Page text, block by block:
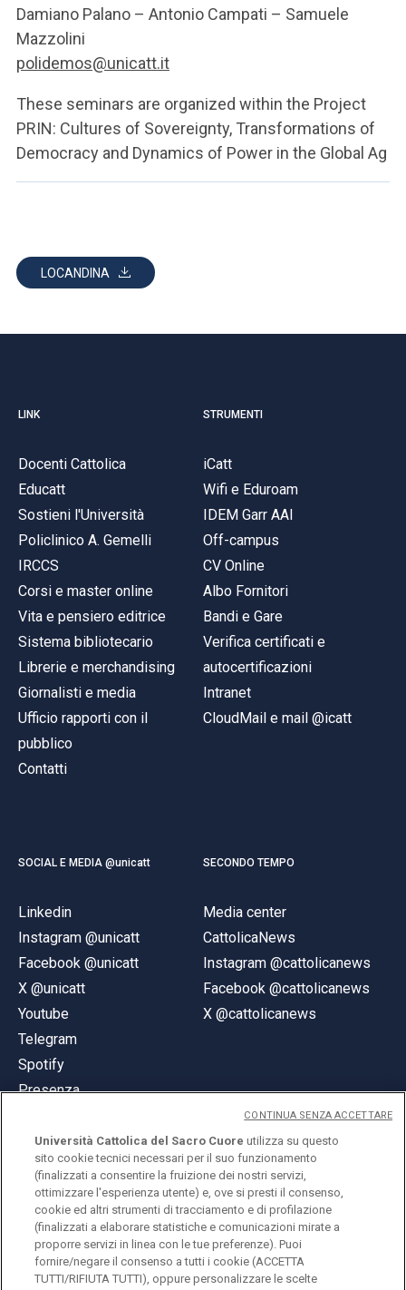
Damiano Palano – Antonio Campati – Samuele
Mazzolini
polidemos@unicatt.it
These seminars are organized within the Project
PRIN: Cultures of Sovereignty, Transformations of
Democracy and Dynamics of Power in the Global Ag
LOCANDINA
LINK
Docenti Cattolica
Educatt
Sostieni l'Università
Policlinico A. Gemelli
IRCCS
Corsi e master online
Vita e pensiero editrice
Sistema bibliotecario
Librerie e merchandising
Giornalisti e media
Ufficio rapporti con il
pubblico
Contatti
STRUMENTI
iCatt
Wifi e Eduroam
IDEM Garr AAI
Off-campus
CV Online
Albo Fornitori
Bandi e Gare
Verifica certificati e
autocertificazioni
Intranet
CloudMail e mail @icatt
SOCIAL E MEDIA @unicatt
Linkedin
Instagram @unicatt
Facebook @unicatt
X @unicatt
Youtube
Telegram
Spotify
Presenza
SECONDO TEMPO
Media center
CattolicaNews
Instagram @cattolicanews
Facebook @cattolicanews
X @cattolicanews
© Università Cattolica del Sacro Cuore
Largo A. Gemelli 1, 20123 Milano
PI 02133120150
Università Cattolica del Sacro Cuore utilizza su questo
sito cookie tecnici necessari per il suo funzionamento
(finalizzati a consentire la fruizione dei nostri servizi,
ottimizzare l'esperienza utente) e, ove si presti il consenso,
cookie ed altri strumenti di tracciamento e di profilazione
(finalizzati a elaborare statistiche e comunicazioni mirate a
proporre servizi in linea con le tue preferenze). Puoi
fornire/negare il consenso a tutti i cookie (ACCETTA
TUTTI/RIFIUTA TUTTI), oppure personalizzare le scelte
CONTINUA SENZA ACCETTARE